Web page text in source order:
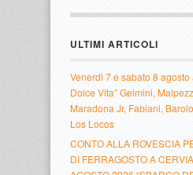
ULTIMI ARTICOLI
Venerdì 7 e sabato 8 agosto
Dolce Vita” Gelmini,
Maradona Jr, Fabiani,
Los Locos
CONTO ALLA ROVESCIA
DI FERRAGOSTO A